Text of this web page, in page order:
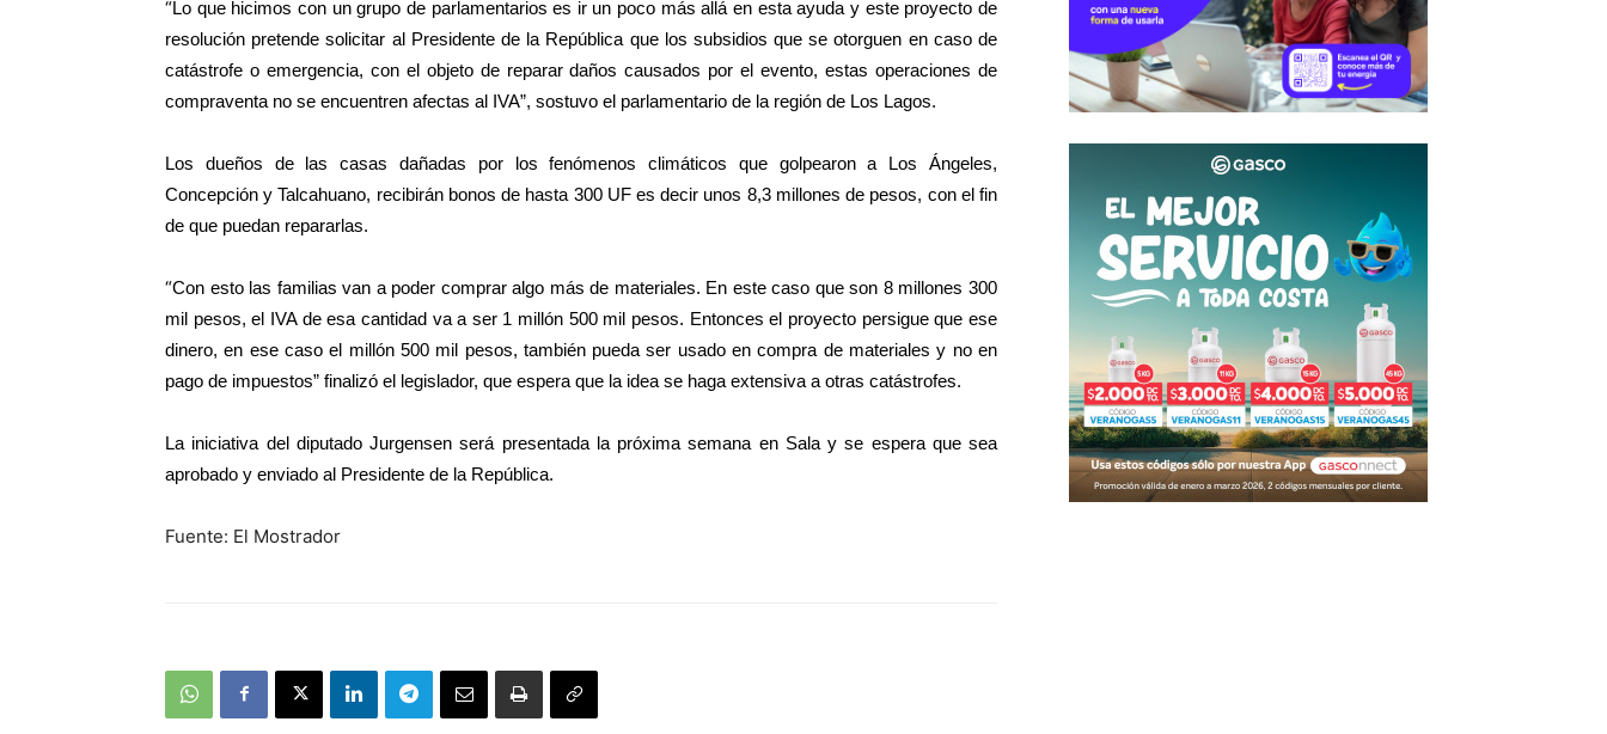
“Lo que hicimos con un grupo de parlamentarios es ir un poco más allá en esta ayuda y este proyecto de
resolución pretende solicitar al Presidente de la República que los subsidios que se otorguen en caso de
catástrofe o emergencia, con el objeto de reparar daños causados por el evento, estas operaciones de
compraventa no se encuentren afectas al IVA”, sostuvo el parlamentario de la región de Los Lagos.
Los dueños de las casas dañadas por los fenómenos climáticos que golpearon a Los Ángeles,
Concepción y Talcahuano, recibirán bonos de hasta 300 UF es decir unos 8,3 millones de pesos, con el fin
de que puedan repararlas.
“Con esto las familias van a poder comprar algo más de materiales. En este caso que son 8 millones 300
mil pesos, el IVA de esa cantidad va a ser 1 millón 500 mil pesos. Entonces el proyecto persigue que ese
dinero, en ese caso el millón 500 mil pesos, también pueda ser usado en compra de materiales y no en
pago de impuestos” finalizó el legislador, que espera que la idea se haga extensiva a otras catástrofes.
La iniciativa del diputado Jurgensen será presentada la próxima semana en Sala y se espera que sea
aprobado y enviado al Presidente de la República.
Fuente: El Mostrador